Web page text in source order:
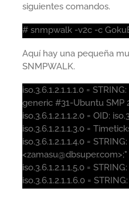
siguientes comandos.
# snmpwalk -v2c -c
Aquí hay una pequeña
SNMPWALK.
iso.3.6.1.2.1.1.1.0 =
generic #31-Ubuntu SMP
iso.3.6.1.2.1.1.2.0 = OID:
iso.3.6.1.2.1.1.3.0 =
iso.3.6.1.2.1.1.4.0 =
<zamasu@dbsuper.com>;"
iso.3.6.1.2.1.1.5.0 =
iso.3.6.1.2.1.1.6.0 =